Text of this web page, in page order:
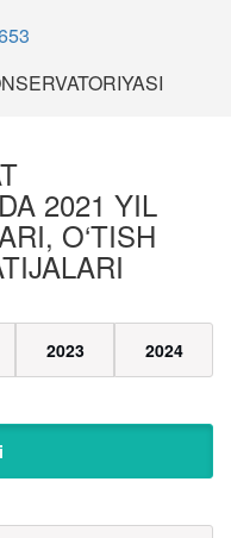
2021 YIL
O‘TISH
2023 2024